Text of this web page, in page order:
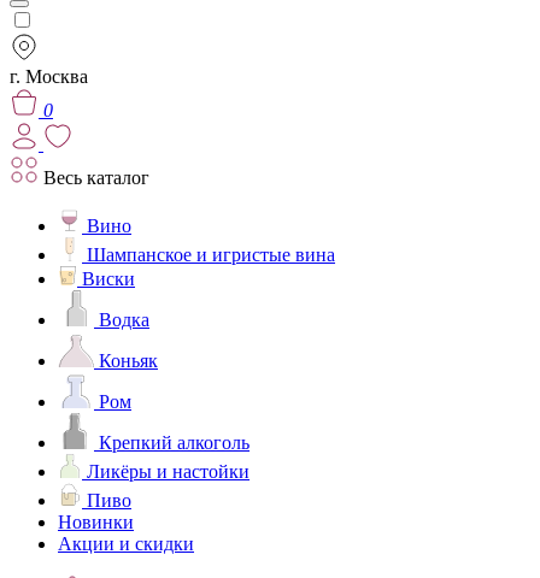
г. Москва
0
Весь каталог
Вино
Шампанское и игристые вина
Виски
Водка
Коньяк
Ром
Крепкий алкоголь
Ликёры и настойки
Пиво
Новинки
Акции и скидки